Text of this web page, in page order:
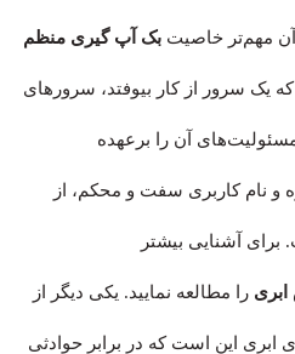
مهم‌تر خاصیت بک آپ گیری منظم
سرور از کار بیوفتد، سرورهای
آن‌ را برعهده
و نام کاربری سفت و محکم، از
آشنایی بیشتر
ابری را مطالعه نمایید. یکی دیگر از
ابری این است که در برابر حوادثی